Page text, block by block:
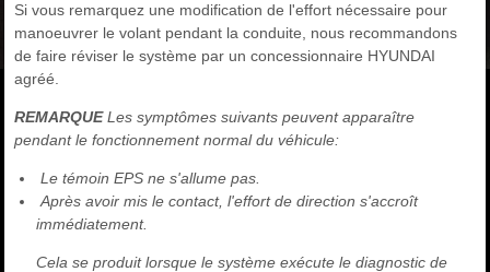
Si vous remarquez une modification de l'effort nécessaire pour
manoeuvrer le volant pendant la conduite, nous recommandons
de faire réviser le système par un concessionnaire HYUNDAI
agréé.
REMARQUELes symptômes suivants peuvent apparaître
pendant le fonctionnement normal du véhicule:
Le témoin EPS ne s'allume pas.
Après avoir mis le contact, l'effort de direction s'accroît
immédiatement.
Cela se produit lorsque le système exécute le diagnostic de